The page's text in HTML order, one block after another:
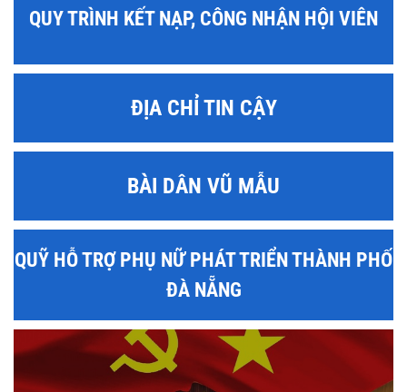
QUY TRÌNH KẾT NẠP, CÔNG NHẬN HỘI VIÊN
ĐỊA CHỈ TIN CẬY
BÀI DÂN VŨ MẪU
QUỸ HỖ TRỢ PHỤ NỮ PHÁT TRIỂN THÀNH PHỐ
ĐÀ NẴNG